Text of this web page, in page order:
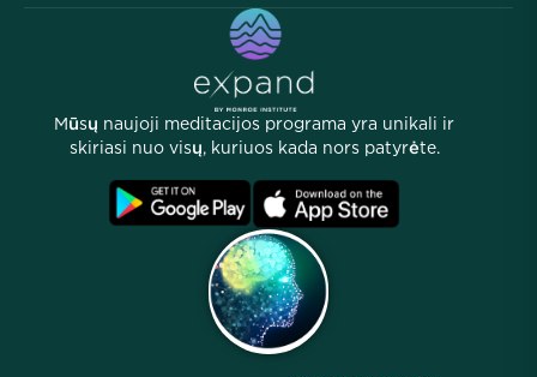
Straipsniai
Partnerių programa
Vietos
Mūsų naujoji meditacijos programa yra unikali ir
skiriasi nuo visų, kuriuos kada nors patyrėte.